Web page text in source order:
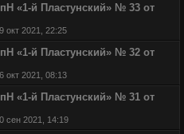
«1-й Пластунский» № 33 от
окт 2021, 22:25
«1-й Пластунский» № 32 от
окт 2021, 08:13
«1-й Пластунский» № 31 от
сен 2021, 14:19